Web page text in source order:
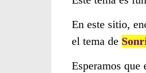
En este sitio,
el tema de
Esperamos que